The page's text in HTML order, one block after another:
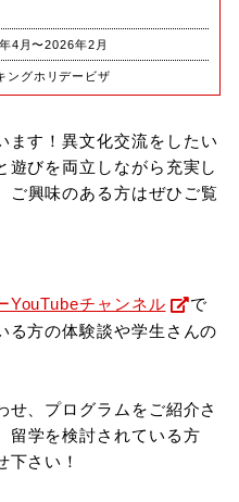
4月〜2026年2月
ングホリデービザ
ます！異文化交流をしたい
遊びを両立しながら充実し
ご興味のある方はぜひご覧
YouTubeチャンネル
で
る方の体験談や学生さんの
せ、プログラムをご紹介さ
留学を検討されている方
下さい！